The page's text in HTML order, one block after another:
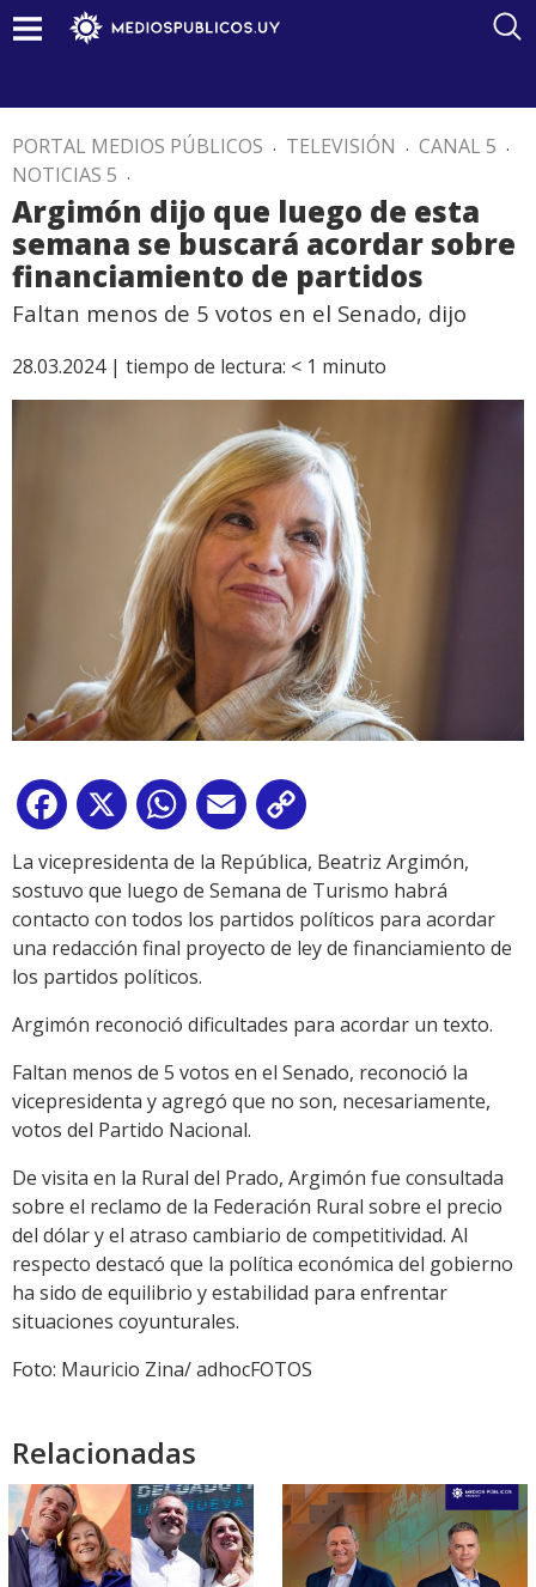
PORTAL MEDIOS PÚBLICOS . TELEVISIÓN . CANAL 5 .
NOTICIAS 5 .
Argimón dijo que luego de esta
semana se buscará acordar sobre
financiamiento de partidos
Faltan menos de 5 votos en el Senado, dijo
28.03.2024 | tiempo de lectura: < 1 minuto
Facebook
X WhatsApp
Email
Link
La vicepresidenta de la República, Beatriz Argimón,
sostuvo que luego de Semana de Turismo habrá
contacto con todos los partidos políticos para acordar
una redacción final proyecto de ley de financiamiento de
los partidos políticos.
Argimón reconoció dificultades para acordar un texto.
Faltan menos de 5 votos en el Senado, reconoció la
vicepresidenta y agregó que no son, necesariamente,
votos del Partido Nacional.
De visita en la Rural del Prado, Argimón fue consultada
sobre el reclamo de la Federación Rural sobre el precio
del dólar y el atraso cambiario de competitividad. Al
respecto destacó que la política económica del gobierno
ha sido de equilibrio y estabilidad para enfrentar
situaciones coyunturales.
Foto: Mauricio Zina/ adhocFOTOS
Relacionadas